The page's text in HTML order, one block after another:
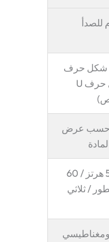
للصدأ
شكل حرف
V / على شكل حرف U
حسب عرض
220 فولت 50 هرتز / 60
/ ثلاثي